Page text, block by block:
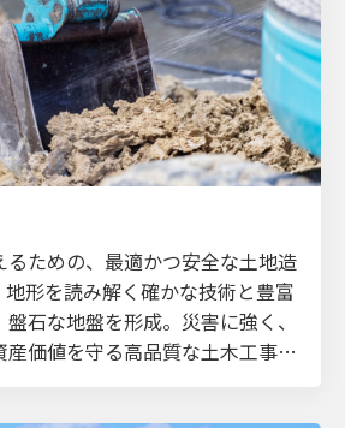
るための、最適かつ安全な土地造
形を読み解く確かな技術と豊富
石な地盤を形成。災害に強く、
価値を守る高品質な土木工事を